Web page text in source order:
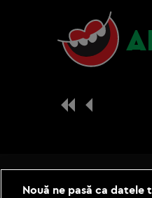
Nouă ne pasă ca datele